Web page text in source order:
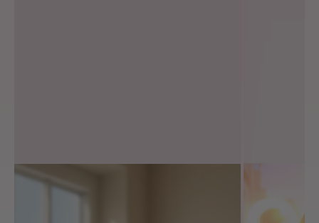
Changefit 公式
朝を変える